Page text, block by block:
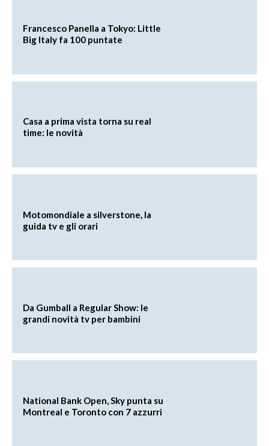
Francesco Panella a Tokyo: Little
Big Italy fa 100 puntate
Casa a prima vista torna su real
time: le novità
Motomondiale a silverstone, la
guida tv e gli orari
Da Gumball a Regular Show: le
grandi novità tv per bambini
National Bank Open, Sky punta su
Montreal e Toronto con 7 azzurri